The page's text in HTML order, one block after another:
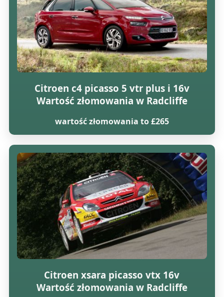
Citroen c4 picasso 5 vtr plus i 16v
Wartość złomowania w Radcliffe
wartość złomowania to £265
Citroen xsara picasso vtx 16v
Wartość złomowania w Radcliffe